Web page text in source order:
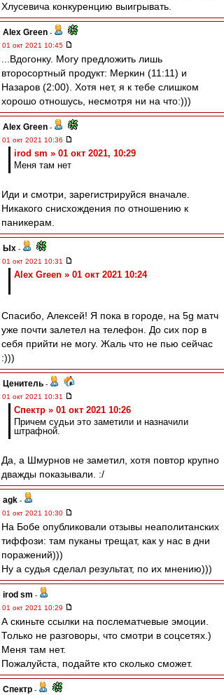
Хлусевича конкуренцию выигрывать.
Alex Green -
01 окт 2021 10:45
...Вдогонку. Могу предложить лишь
второсортный продукт: Меркин (11:11) и
Назаров (2:00). Хотя нет, я к тебе слишком
хорошо отношусь, несмотря ни на что:)))
Alex Green -
01 окт 2021 10:36
irod sm » 01 окт 2021, 10:29
Меня там нет
Иди и смотри, зарегистрируйся вначале.
Никакого снисхождения по отношению к
паникерам.
Ых -
01 окт 2021 10:31
Alex Green » 01 окт 2021 10:24
Спасибо, Алексей! Я пока в городе, на 5g матч
уже почти залетел на телефон. До сих пор в
себя прийти не могу. Жаль что не пью сейчас
:)))
Ценитель -
01 окт 2021 10:31
Спектр » 01 окт 2021 10:26
Причем судьи это заметили и назначили
штрафной.
Да, а Шмурнов не заметил, хотя повтор крупно
дважды показывали. :/
agk -
01 окт 2021 10:30
На Бобе опубликовали отзывы неаполитанских
тиффози: там пуканы трещат, как у нас в дни
поражений)))
Ну а судья сделал результат, по их мнению)))
irod sm -
01 окт 2021 10:29
А скиньте ссылки на послематчевые эмоции.
Только не разговоры, что смотри в соцсетях.)
Меня там нет.
Пожалуйста, подайте кто сколько сможет.
Спектр -